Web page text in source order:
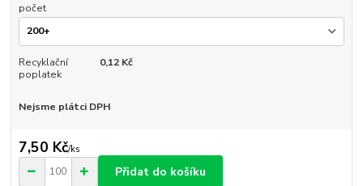
počet
Recyklační
poplatek
0,12 Kč
Nejsme plátci DPH
7,50 Kč/ks
Přidat do košíku